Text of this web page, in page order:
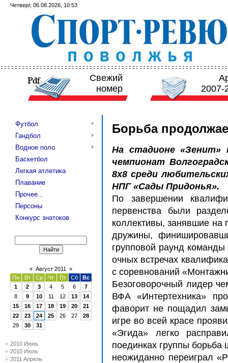
Четверг, 06.08.2026, 10:53
Свежий
номер
2007-
Футбол
Гандбол
Водное поло
Баскетбол
Легкая атлетика
Плавание
Прочее...
Персоны
Конкурс знатоков
« Август 2011
»
Пн
Вт Ср Чт Пт Сб
Вс
1
2 3 4 5 6
7
8
9 10 11 12 13
14
15
16 17 18 19 20
21
22
23 24 25 26 27
28
29
30 31
2010 Июнь
2010 Июль
2011 Апрель
Борьба
На стадионе «Зенит»
чемпионат
8x8 среди
НПГ «Сады Придонья».
По завершении
первенства были
коллективы, занявшие на
дружины,
групповой раунд
очных встречах
с соревнований
Безоговорочный лидер
ВФА «Интертехника»
фаворит не пощадил
игре во всей красе
«Эгида» легко
поединках группы
неожиданно переиграл